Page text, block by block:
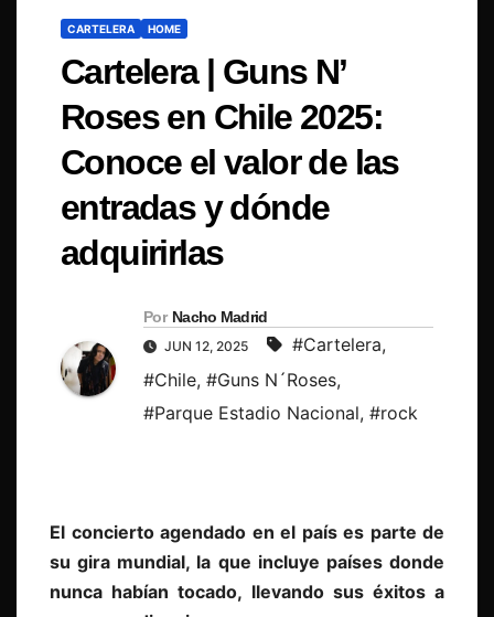
CARTELERA HOME
Cartelera | Guns N’
Roses en Chile 2025:
Conoce el valor de las
entradas y dónde
adquirirlas
Por Nacho Madrid
JUN 12, 2025 #Cartelera,
#Chile, #Guns N´Roses,
#Parque Estadio Nacional, #rock
El concierto agendado en el país es parte de
su gira mundial, la que incluye países donde
nunca habían tocado, llevando sus éxitos a